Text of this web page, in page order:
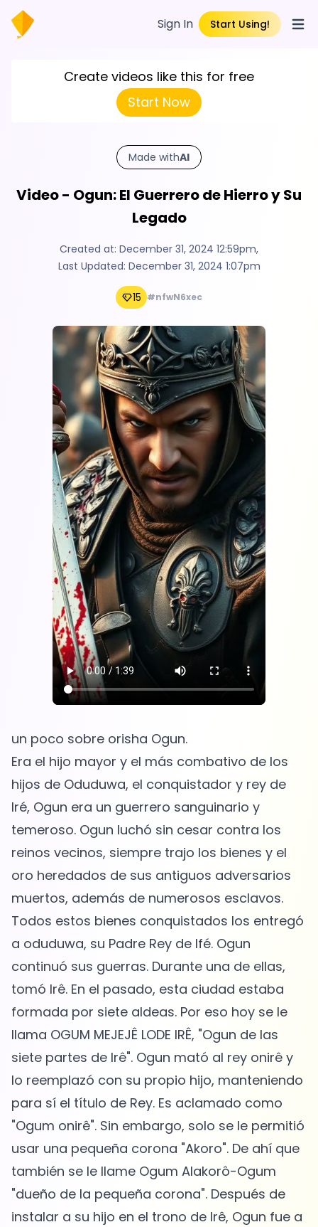
Sign In Start Using!
Create videos like this for free
Start Now
Made withAI
Video - Ogun: El Guerrero de Hierro y Su
Legado
Created at: December 31, 2024 12:59pm,
Last Updated: December 31, 2024 1:07pm
15 #nfwN6xec
un poco sobre orisha Ogun.
Era el hijo mayor y el más combativo de los
hijos de Oduduwa, el conquistador y rey ​​de
Iré, Ogun era un guerrero sanguinario y
temeroso. Ogun luchó sin cesar contra los
reinos vecinos, siempre trajo los bienes y el
oro heredados de sus antiguos adversarios
muertos, además de numerosos esclavos.
Todos estos bienes conquistados los entregó
a oduduwa, su Padre Rey de Ifé. Ogun
continuó sus guerras. Durante una de ellas,
tomó Irê. En el pasado, esta ciudad estaba
formada por siete aldeas. Por eso hoy se le
llama OGUM MEJEJÊ LODE IRÊ, "Ogun de las
siete partes de Irê". Ogun mató al rey onirê y
lo reemplazó con su propio hijo, manteniendo
para sí el título de Rey. Es aclamado como
"Ogum onirê". Sin embargo, solo se le permitió
usar una pequeña corona "Akoro". De ahí que
también se le llame Ogum Alakorô-Ogum
"dueño de la pequeña corona". Después de
instalar a su hijo en el trono de Irê, Ogun fue a